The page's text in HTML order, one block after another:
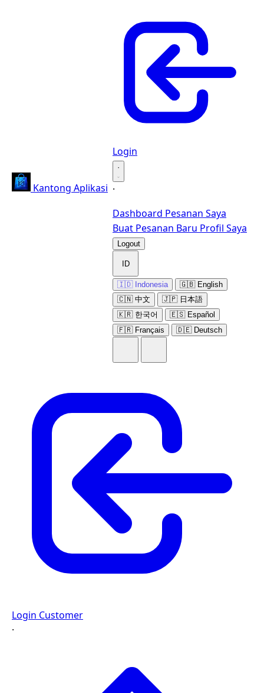
Kantong Aplikasi
Login
·
·
Dashboard Pesanan Saya
Buat Pesanan Baru Profil Saya
Logout
ID
🇮🇩 Indonesia
🇬🇧 English
🇨🇳 中文
🇯🇵 日本語
🇰🇷 한국어
🇪🇸 Español
🇫🇷 Français
🇩🇪 Deutsch
Login Customer
·